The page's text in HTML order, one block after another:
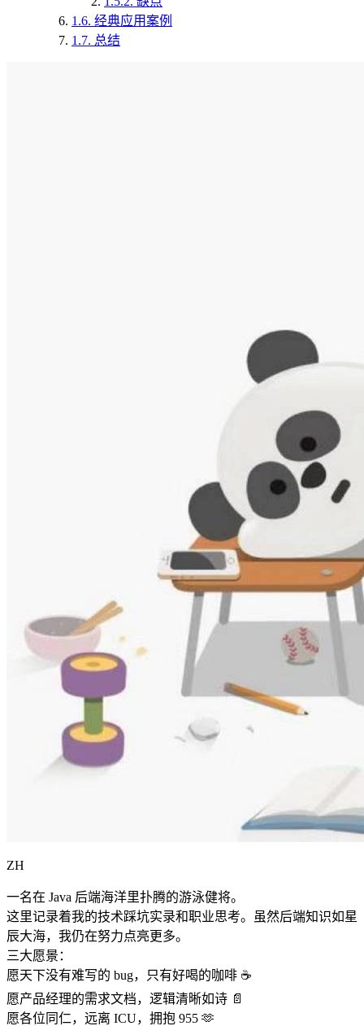
1.6. 经典应用案例
1.7. 总结
ZH
一名在 Java 后端海洋里扑腾的游泳健将。
这里记录着我的技术踩坑实录和职业思考。虽然后端知识如星
辰大海，我仍在努力点亮更多。
三大愿景：
愿天下没有难写的 bug，只有好喝的咖啡 ☕️
愿产品经理的需求文档，逻辑清晰如诗 📄
愿各位同仁，远离 ICU，拥抱 955 🫶